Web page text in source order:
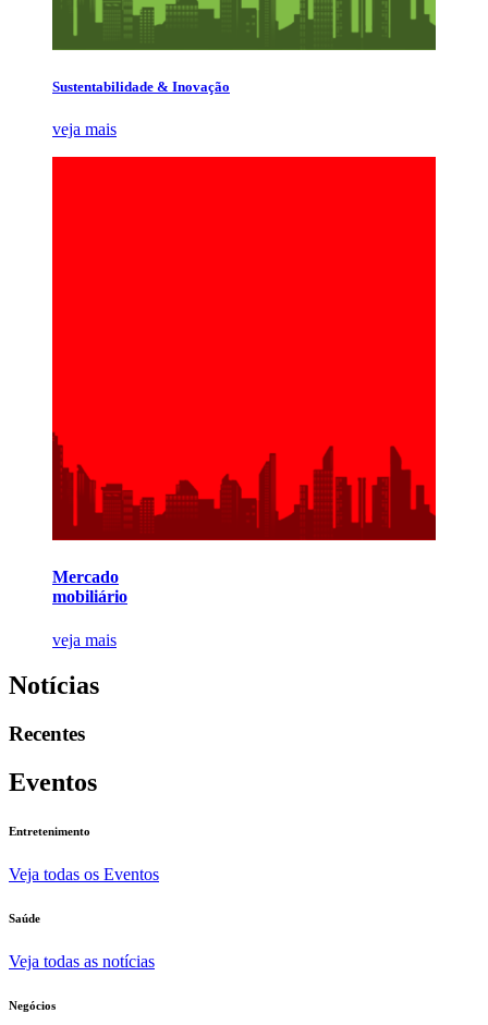
Sustentabilidade & Inovação
veja mais
Mercado
mobiliário
veja mais
Notícias
Recentes
Eventos
Entretenimento
Veja todas os Eventos
Saúde
Veja todas as notícias
Negócios